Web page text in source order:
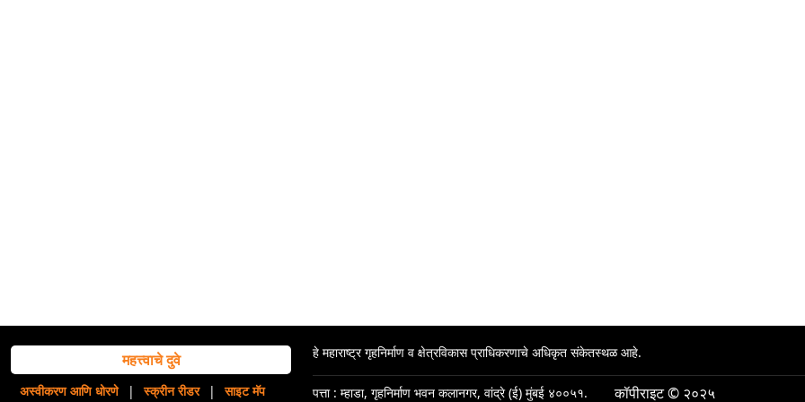
महत्त्वाचे दुवे
अस्वीकरण आणि धोरणे | स्क्रीन रीडर | साइट मॅप
हे महाराष्ट्र गृहनिर्माण व क्षेत्रविकास प्राधिकरणाचे अधिकृत संकेतस्थळ आहे.
पत्ता : म्हाडा, गृहनिर्माण भवन कलानगर, वांद्रे (ई) मुंबई ४००५१. कॉपीराइट © २०२५